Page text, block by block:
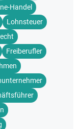
Handel
Lohnsteuer
Freiberufler